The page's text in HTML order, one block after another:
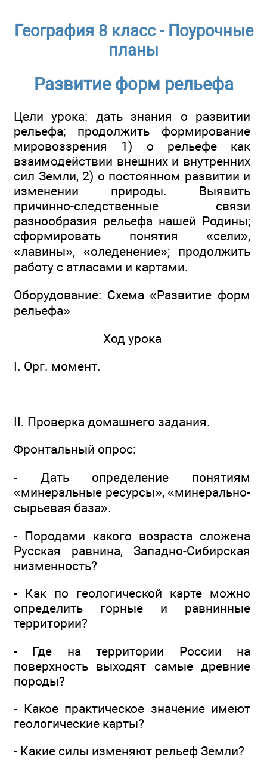
География 8 класс - Поурочные
планы
Развитие форм рельефа
Цели урока: дать знания о развитии
рельефа; продолжить формирование
мировоззрения 1) о рельефе как
взаимодействии внешних и внутренних
сил Земли, 2) о постоянном развитии и
изменении природы. Выявить
причинно-следственные связи
разнообразия рельефа нашей Родины;
сформировать понятия «сели»,
«лавины», «оледенение»; продолжить
работу с атласами и картами.
Оборудование: Схема «Развитие форм
рельефа»
Ход урока
I. Орг. момент.
II. Проверка домашнего задания.
Фронтальный опрос:
- Дать определение понятиям
«минеральные ресурсы», «минерально-
сырьевая база».
- Породами какого возраста сложена
Русская равнина, Западно-Сибирская
низменность?
- Как по геологической карте можно
определить горные и равнинные
территории?
- Где на территории России на
поверхность выходят самые древние
породы?
- Какое практическое значение имеют
геологические карты?
- Какие силы изменяют рельеф Земли?